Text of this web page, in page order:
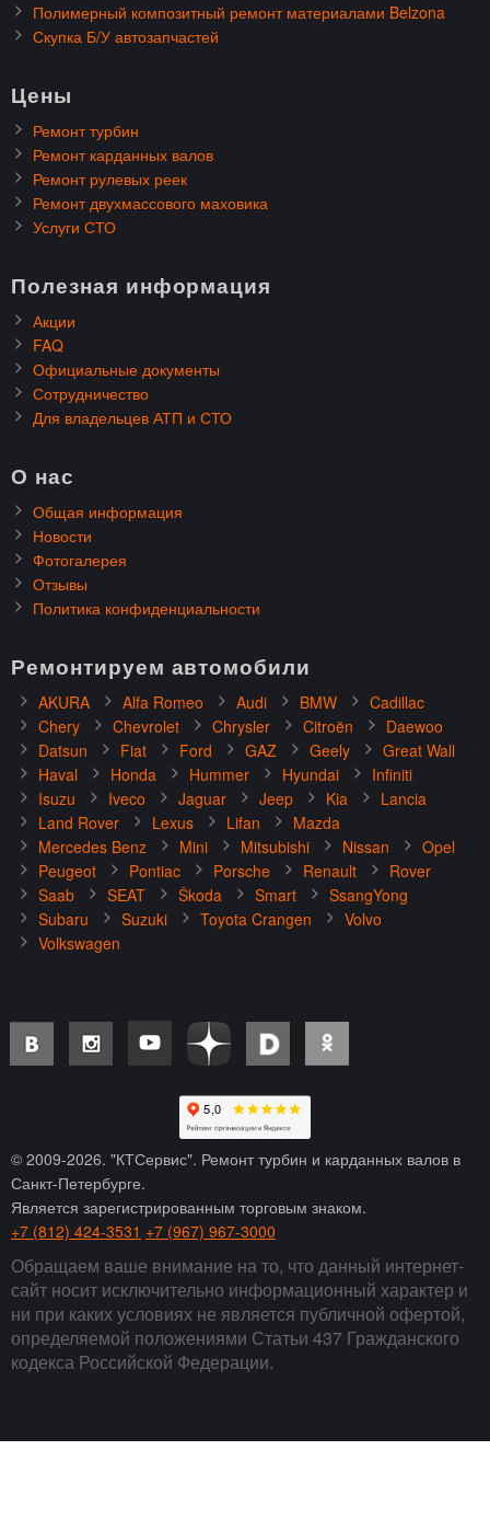
Полимерный композитный ремонт материалами Belzona
Скупка Б/У автозапчастей
Цены
Ремонт турбин
Ремонт карданных валов
Ремонт рулевых реек
Ремонт двухмассового маховика
Услуги СТО
Полезная информация
Акции
FAQ
Официальные документы
Сотрудничество
Для владельцев АТП и СТО
О нас
Общая информация
Новости
Фотогалерея
Отзывы
Политика конфиденциальности
Ремонтируем автомобили
AKURA Alfa Romeo Audi BMW
Cadillac
Chery
Chevrolet Chrysler Citroën
Daewoo
Datsun
Fiat Ford GAZ Geely
Great Wall
Haval
Honda Hummer Hyundai
Infiniti
Isuzu
Iveco Jaguar Jeep Kia
Lancia
Land Rover
Lexus Lifan
Mazda
Mercedes Benz
Mini Mitsubishi Nissan
Opel
Peugeot
Pontiac Porsche Renault
Rover
Saab
SEAT Škoda Smart
SsangYong
Subaru
Suzuki Toyota Crangen
Volvo
Volkswagen
© 2009-2026. "КТСервис". Ремонт турбин и карданных валов в
Санкт-Петербурге.
Является зарегистрированным торговым знаком.
+7 (812) 424-3531 +7 (967) 967-3000
Обращаем ваше внимание на то, что данный интернет-
сайт носит исключительно информационный характер и
ни при каких условиях не является публичной офертой,
определяемой положениями Статьи 437 Гражданского
кодекса Российской Федерации.